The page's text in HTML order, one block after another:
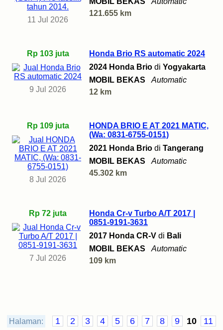
11 Jul 2026
121.655 km
Rp 103 juta
9 Jul 2026
Honda Brio RS automatic 2024
2024 Honda Brio di Yogyakarta
MOBIL BEKAS
Automatic
12 km
Rp 109 juta
8 Jul 2026
HONDA BRIO E AT 2021 MATIC,
(Wa: 0831-6755-0151)
2021 Honda Brio di Tangerang
MOBIL BEKAS
Automatic
45.302 km
Rp 72 juta
7 Jul 2026
Honda Cr-v Turbo A/T 2017 |
0851-9191-3631
2017 Honda CR-V di Bali
MOBIL BEKAS
Automatic
109 km
Halaman: 1 2 3 4 5 6 7 8 9 10 11